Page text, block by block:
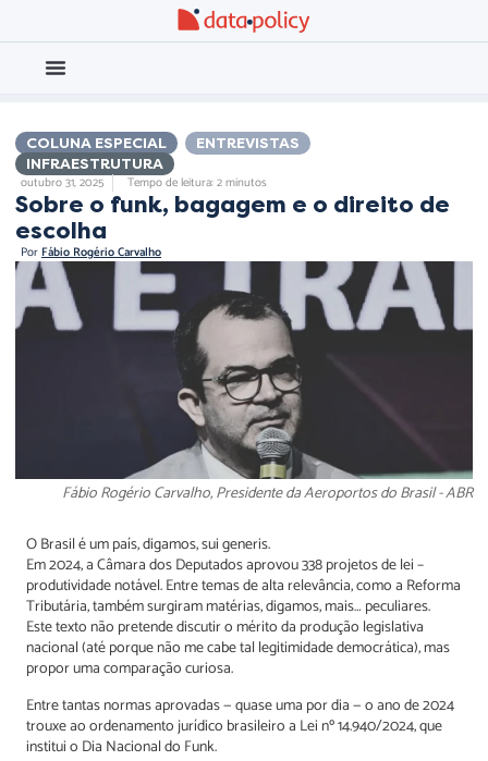
COLUNA ESPECIAL ENTREVISTAS
INFRAESTRUTURA
outubro 31, 2025 Tempo de leitura: 2 minutos
Sobre o funk, bagagem e o direito de
escolha
PorFábio Rogério Carvalho
Fábio Rogério Carvalho, Presidente da Aeroportos do Brasil - ABR
O Brasil é um país, digamos, sui generis.
Em 2024, a Câmara dos Deputados aprovou 338 projetos de lei –
produtividade notável. Entre temas de alta relevância, como a Reforma
Tributária, também surgiram matérias, digamos, mais… peculiares.
Este texto não pretende discutir o mérito da produção legislativa
nacional (até porque não me cabe tal legitimidade democrática), mas
propor uma comparação curiosa.
Entre tantas normas aprovadas — quase uma por dia — o ano de 2024
trouxe ao ordenamento jurídico brasileiro a Lei nº 14.940/2024, que
institui o Dia Nacional do Funk.